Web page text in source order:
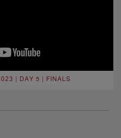
| DAY 5 | FINALS